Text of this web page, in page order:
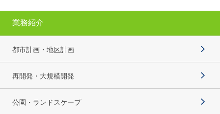
業務紹介
都市計画・地区計画
再開発・大規模開発
公園・ランドスケープ